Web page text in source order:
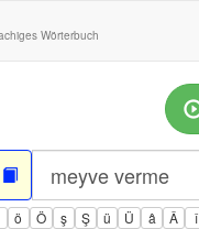
Wörterbuch
ö Ö ş Ş ü Ü â Â î